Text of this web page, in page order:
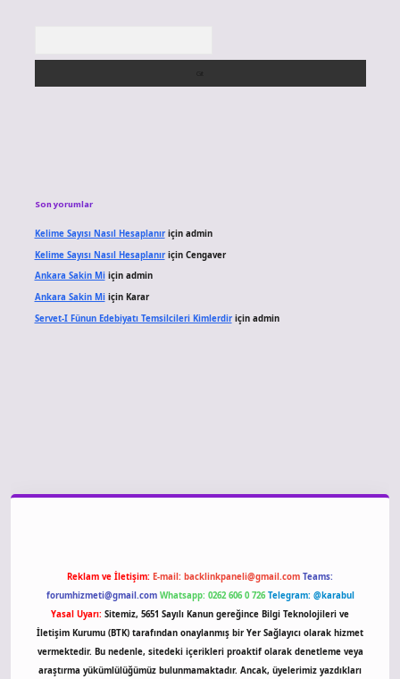
Son yorumlar
Kelime Sayısı Nasıl Hesaplanıriçin admin
Kelime Sayısı Nasıl Hesaplanıriçin Cengaver
Ankara Sakin Miiçin admin
Ankara Sakin Miiçin Karar
Servet-I Fünun Edebiyatı Temsilcileri Kimlerdiriçin admin
Reklam ve İletişim: E-mail: backlinkpaneli@gmail.com Teams:
forumhizmeti@gmail.com Whatsapp: 0262 606 0 726 Telegram: @karabul
Yasal Uyarı: Sitemiz, 5651 Sayılı Kanun gereğince Bilgi Teknolojileri ve
İletişim Kurumu (BTK) tarafından onaylanmış bir Yer Sağlayıcı olarak hizmet
vermektedir. Bu nedenle, sitedeki içerikleri proaktif olarak denetleme veya
araştırma yükümlülüğümüz bulunmamaktadır. Ancak, üyelerimiz yazdıkları